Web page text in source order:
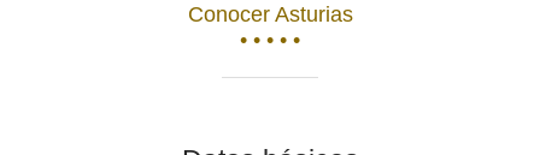
Conocer Asturias
• • • • •